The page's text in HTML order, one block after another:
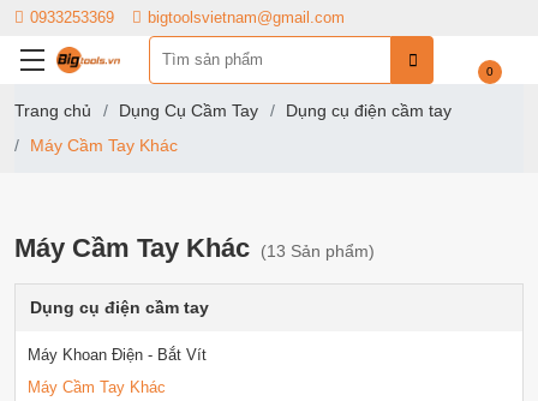
0933253369 bigtoolsvietnam@gmail.com
0
Trang chủ Dụng Cụ Cầm Tay
Dụng cụ điện cầm tay
Máy Cầm Tay Khác
Dụng cụ điện cầm tay
Máy Khoan Điện - Bắt Vít
Máy Cầm Tay Khác
Máy Cầm Tay Khác (13 Sản phẩm)